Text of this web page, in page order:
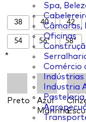
Spa,
Câmaras,
Oficinas
Comércio
Industria
38 40 42
54 56* 58*
*
Preto
Azul
Marinho